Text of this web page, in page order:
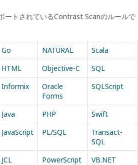
ートされているContrast Scanのルールで
Go NATURAL
Scala
HTML Objective-C
SQL
Informix
Oracle
Forms
SQLScript
Java PHP
Swift
JavaScript PL/SQL
Transact-
SQL
JCL PowerScript VB.NET